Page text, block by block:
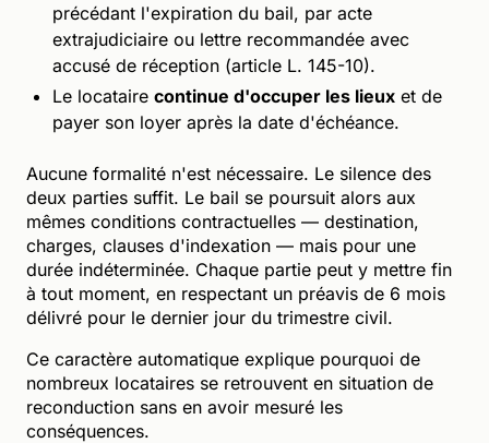
précédant l'expiration du bail, par acte
extrajudiciaire ou lettre recommandée avec
accusé de réception (article L. 145-10).
Le locataire continue d'occuper les lieux et de
payer son loyer après la date d'échéance.
Aucune formalité n'est nécessaire. Le silence des
deux parties suffit. Le bail se poursuit alors aux
mêmes conditions contractuelles — destination,
charges, clauses d'indexation — mais pour une
durée indéterminée. Chaque partie peut y mettre fin
à tout moment, en respectant un préavis de 6 mois
délivré pour le dernier jour du trimestre civil.
Ce caractère automatique explique pourquoi de
nombreux locataires se retrouvent en situation de
reconduction sans en avoir mesuré les
conséquences.